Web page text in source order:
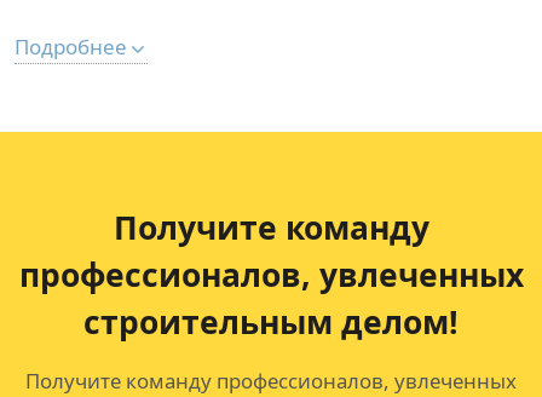
Подробнее
Получите команду
профессионалов, увлеченных
строительным делом!
Получите команду профессионалов, увлеченных